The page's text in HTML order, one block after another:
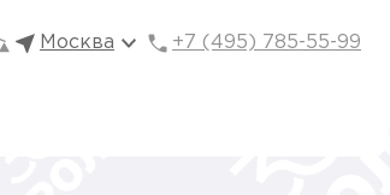
Москва +7 (495) 785-55-99